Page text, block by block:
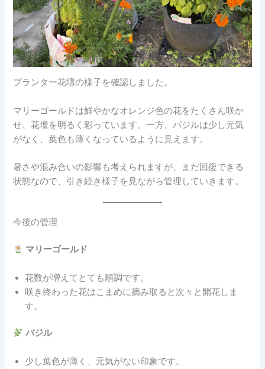
プランター花壇の様子を確認しました。
マリーゴールドは鮮やかなオレンジ色の花をたくさん咲か
せ、花壇を明るく彩っています。一方、バジルは少し元気
がなく、葉色も薄くなっているように見えます。
暑さや混み合いの影響も考えられますが、まだ回復できる
状態なので、引き続き様子を見ながら管理していきます。
今後の管理
マリーゴールド
花数が増えてとても順調です。
咲き終わった花はこまめに摘み取ると次々と開花しま
す。
バジル
少し葉色が薄く、元気がない印象です。